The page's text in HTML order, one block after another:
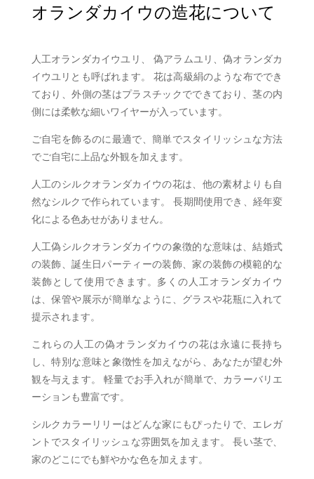
オランダカイウの造花について
人工オランダカイウユリ、偽アラムユリ、偽オランダカ
イウユリとも呼ばれます。 花は高級絹のような布ででき
ており、外側の茎はプラスチックでできており、茎の内
側には柔軟な細いワイヤーが入っています。
ご自宅を飾るのに最適で、簡単でスタイリッシュな方法
でご自宅に上品な外観を加えます。
人工のシルクオランダカイウの花は、他の素材よりも自
然なシルクで作られています。 長期間使用でき、経年変
化による色あせがありません。
人工偽シルクオランダカイウの象徴的な意味は、結婚式
の装飾、誕生日パーティーの装飾、家の装飾の模範的な
装飾として使用できます。多くの人工オランダカイウ
は、保管や展示が簡単なように、グラスや花瓶に入れて
提示されます。
これらの人工の偽オランダカイウの花は永遠に長持ち
し、特別な意味と象徴性を加えながら、あなたが望む外
観を与えます。 軽量でお手入れが簡単で、カラーバリエ
ーションも豊富です。
シルクカラーリリーはどんな家にもぴったりで、エレガ
ントでスタイリッシュな雰囲気を加えます。 長い茎で、
家のどこにでも鮮やかな色を加えます。